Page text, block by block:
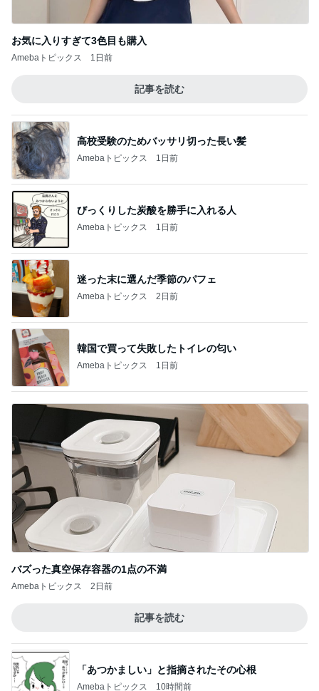
お気に入りすぎて3色目も購入
Amebaトピックス 1日前
記事を読む
高校受験のためバッサリ切った長い髪
Amebaトピックス 1日前
びっくりした炭酸を勝手に入れる人
Amebaトピックス 1日前
迷った末に選んだ季節のパフェ
Amebaトピックス 2日前
韓国で買って失敗したトイレの匂い
Amebaトピックス 1日前
バズった真空保存容器の1点の不満
Amebaトピックス 2日前
記事を読む
「あつかましい」と指摘されたその心根
Amebaトピックス 10時間前